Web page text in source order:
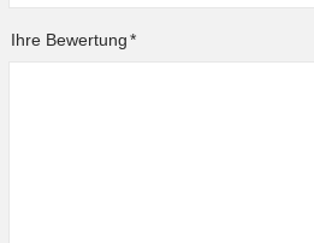
Pflichtfeld
Ihre Bewertung*